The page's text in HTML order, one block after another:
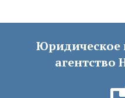
Юридическое
агентство